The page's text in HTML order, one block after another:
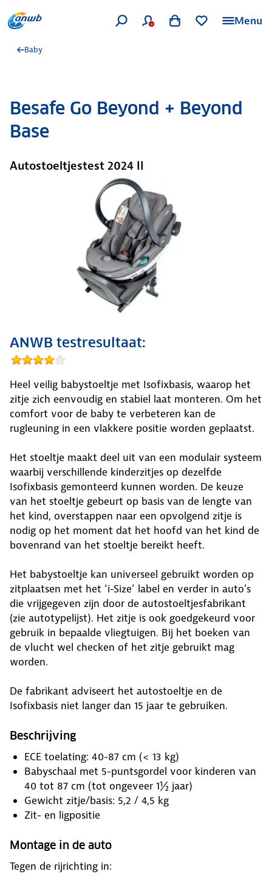
Menu
Baby
Besafe Go Beyond + Beyond
Base
Autostoeltjestest 2024 II
ANWB testresultaat:
Heel veilig babystoeltje met Isofixbasis, waarop het
zitje zich eenvoudig en stabiel laat monteren. Om het
comfort voor de baby te verbeteren kan de
rugleuning in een vlakkere positie worden geplaatst.
Het stoeltje maakt deel uit van een modulair systeem
waarbij verschillende kinderzitjes op dezelfde
Isofixbasis gemonteerd kunnen worden. De keuze
van het stoeltje gebeurt op basis van de lengte van
het kind, overstappen naar een opvolgend zitje is
nodig op het moment dat het hoofd van het kind de
bovenrand van het stoeltje bereikt heeft.
Het babystoeltje kan universeel gebruikt worden op
zitplaatsen met het ‘i-Size’ label en verder in auto’s
die vrijgegeven zijn door de autostoeltjesfabrikant
(zie autotypelijst). Het zitje is ook goedgekeurd voor
gebruik in bepaalde vliegtuigen. Bij het boeken van
de vlucht wel checken of het zitje gebruikt mag
worden.
De fabrikant adviseert het autostoeltje en de
Isofixbasis niet langer dan 15 jaar te gebruiken.
Beschrijving
ECE toelating: 40-87 cm (< 13 kg)
Babyschaal met 5-puntsgordel voor kinderen van
40 tot 87 cm (tot ongeveer 1½ jaar)
Gewicht zitje/basis: 5,2 / 4,5 kg
Zit- en ligpositie
Montage in de auto
Tegen de rijrichting in: